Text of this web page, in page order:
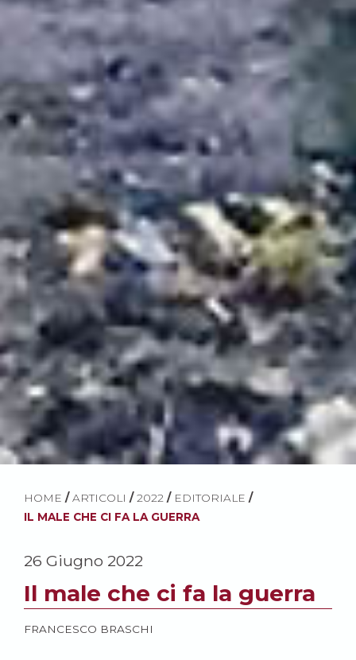
HOME / ARTICOLI / 2022 / EDITORIALE /
IL MALE CHE CI FA LA GUERRA
26 Giugno 2022
Il male che ci fa la guerra
FRANCESCO BRASCHI